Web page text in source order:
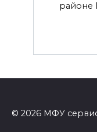
районе
© 2026 МФУ